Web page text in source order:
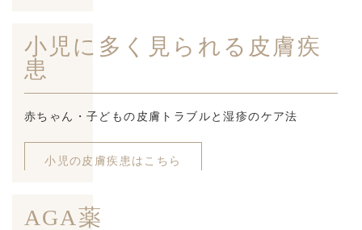
小児に多く見られる皮膚疾
患
赤ちゃん・子どもの皮膚トラブルと湿疹のケア法
小児の皮膚疾患はこちら
AGA薬